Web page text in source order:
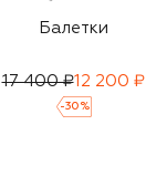
Балетки
17 400 ₽12 200 ₽
-30 %